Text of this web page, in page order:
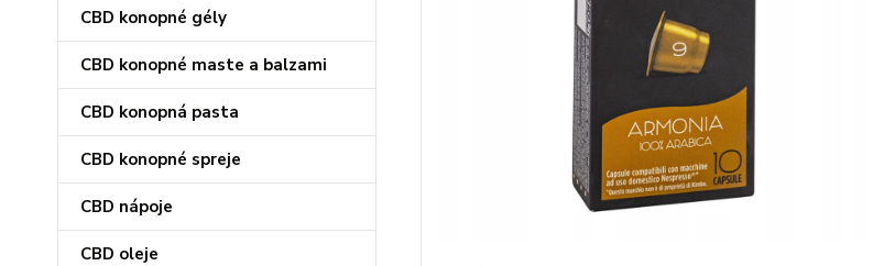
CBD konopné gély
CBD konopné maste a balzami
CBD konopná pasta
CBD konopné spreje
CBD nápoje
CBD oleje